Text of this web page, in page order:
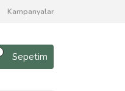
Kampanyalar
Sepetim